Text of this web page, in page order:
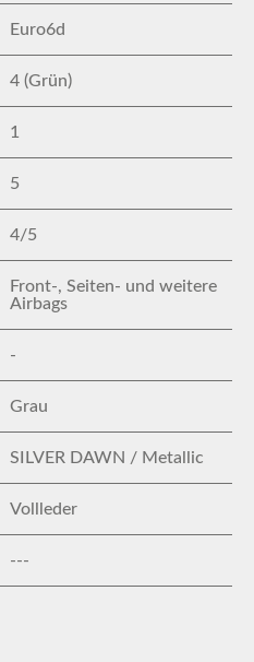
Euro6d
4 (Grün)
1
5
4/5
Front-, Seiten- und weitere
Airbags
-
Grau
SILVER DAWN / Metallic
Vollleder
---